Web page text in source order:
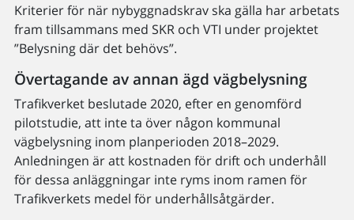
Kriterier för när nybyggnadskrav ska gälla har arbetats
fram tillsammans med SKR och VTI under projektet
”Belysning där det behövs”.
Övertagande av annan ägd vägbelysning
Trafikverket beslutade 2020, efter en genomförd
pilotstudie, att inte ta över någon kommunal
vägbelysning inom planperioden 2018–2029.
Anledningen är att kostnaden för drift och underhåll
för dessa anläggningar inte ryms inom ramen för
Trafikverkets medel för underhållsåtgärder.